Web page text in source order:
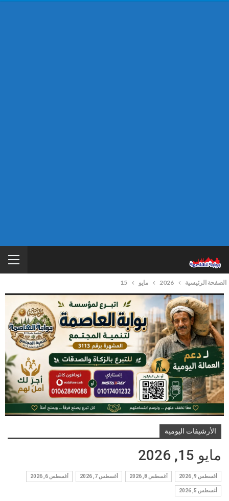
الصفحة الرئيسية 2026 مايو 15
الأرشيفات اليومية
مايو 15, 2026
أغسطس 9, 2026 أغسطس 8, 2026 أغسطس 7, 2026 أغسطس 6, 2026
أغسطس 5, 2026